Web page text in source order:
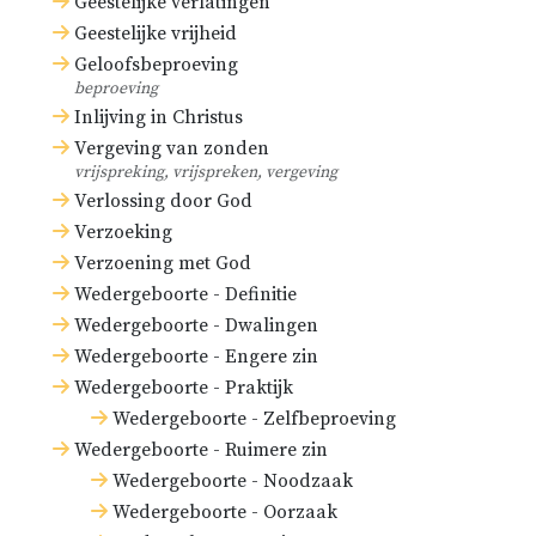
Geestelijke vrijheid
Geloofsbeproeving
beproeving
Inlijving in Christus
Vergeving van zonden
vrijspreking, vrijspreken, vergeving
Verlossing door God
Verzoeking
Verzoening met God
Wedergeboorte - Definitie
Wedergeboorte - Dwalingen
Wedergeboorte - Engere zin
Wedergeboorte - Praktijk
Wedergeboorte - Zelfbeproeving
Wedergeboorte - Ruimere zin
Wedergeboorte - Noodzaak
Wedergeboorte - Oorzaak
overgebracht zijn in de staat van de
genade, het leven en de
gelukzaligheid (
3:4).
Insgelijks, eenmaal overgebracht
in deze heerlijke staat, volharden
zij daarin standvastig tot in alle
eeuwigheid, door Gods almachtige
bewaring (1 Petr. 1:4,5
1 Joh. 3:24
Bovendien worden zij tegen al hun
vijanden, hoedanig en hoe groot en
machtig ook, die hen van deze